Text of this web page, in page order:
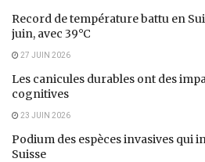
Record de température battu en
juin, avec 39°C
27 JUIN 2026
Les canicules durables ont des
cognitives
23 JUIN 2026
Podium des espèces invasives qui
Suisse